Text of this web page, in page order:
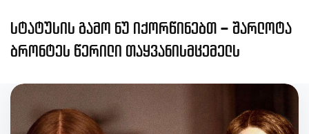
სტატუსის გამო ნუ იქორწინებთ – შარლოტა
ბრონტეს წერილი თაყვანისმცემელს